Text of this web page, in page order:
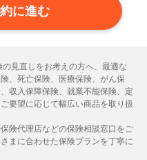
に進む
見直しをお考えの方へ、最適な
、死亡保険、医療保険、がん保
収入保障保険、就業不能保険、定
要望に応じて幅広い商品を取り扱
険代理店などの保険相談窓口をご
まに合わせた保険プランを丁寧に